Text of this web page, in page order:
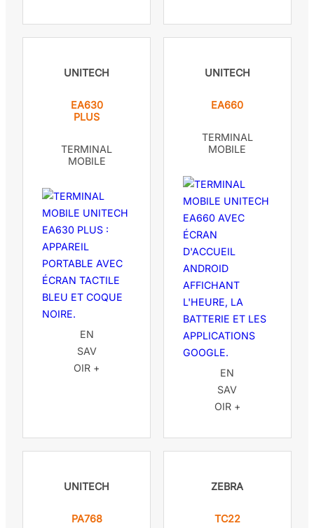
UNITECH
EA630
PLUS
TERMINAL
MOBILE
EN
SAV
OIR +
UNITECH
EA660
TERMINAL
MOBILE
EN
SAV
OIR +
UNITECH
PA768
ZEBRA
TC22